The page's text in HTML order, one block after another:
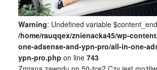
Warning: Undefined variable
/home/rauqqex/znienacka45/wp-
one-adsense-and-ypn-pro/all-in-one-
ypn-pro.php on line 743